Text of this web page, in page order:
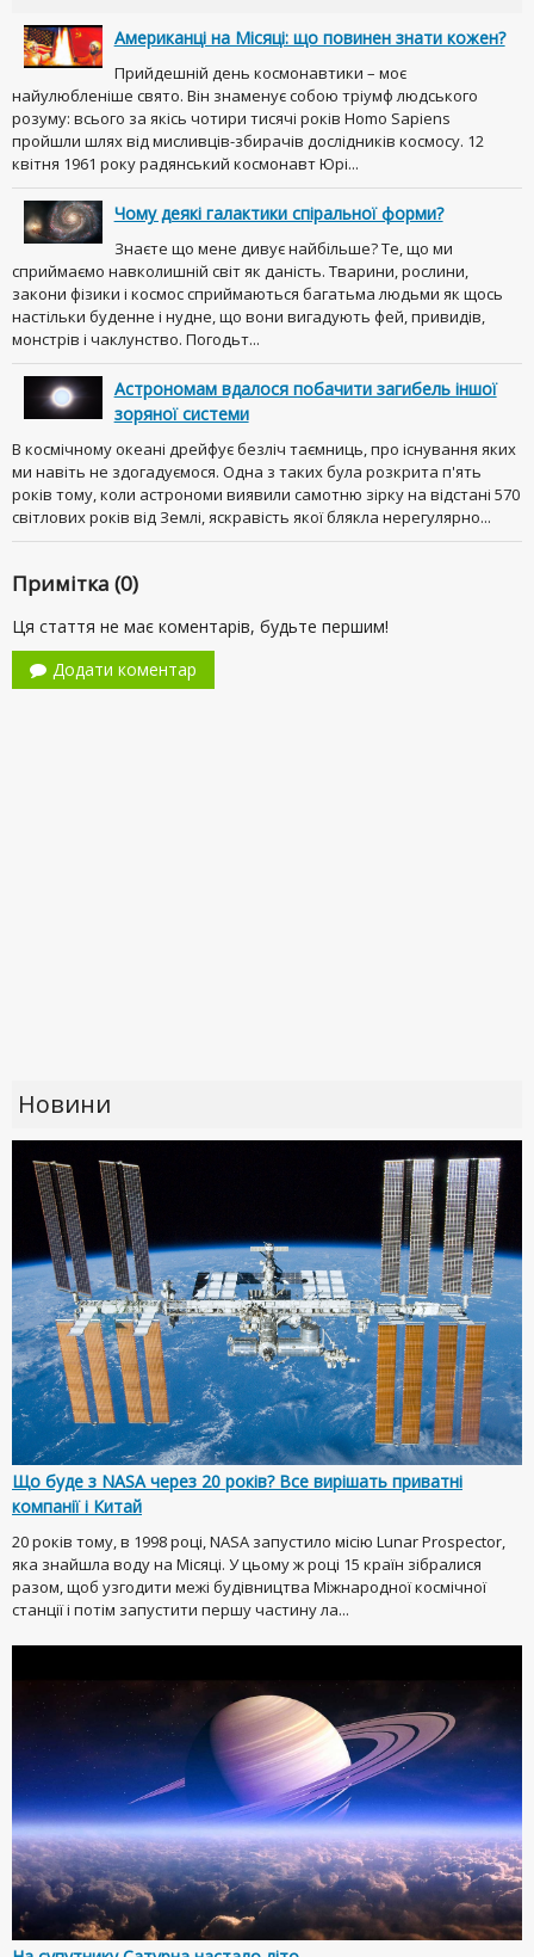
Американці на Місяці: що повинен знати кожен?
Прийдешній день космонавтики – моє
найулюбленіше свято. Він знаменує собою тріумф людського
розуму: всього за якісь чотири тисячі років Homo Sapiens
пройшли шлях від мисливців-збирачів дослідників космосу. 12
квітня 1961 року радянський космонавт Юрі...
Чому деякі галактики спіральної форми?
Знаєте що мене дивує найбільше? Те, що ми
сприймаємо навколишній світ як даність. Тварини, рослини,
закони фізики і космос сприймаються багатьма людьми як щось
настільки буденне і нудне, що вони вигадують фей, привидів,
монстрів і чаклунство. Погодьт...
Астрономам вдалося побачити загибель іншої
зоряної системи
В космічному океані дрейфує безліч таємниць, про існування яких
ми навіть не здогадуємося. Одна з таких була розкрита п'ять
років тому, коли астрономи виявили самотню зірку на відстані 570
світлових років від Землі, яскравість якої блякла нерегулярно...
Примітка (0)
Ця стаття не має коментарів, будьте першим!
Додати коментар
Новини
Що буде з NASA через 20 років? Все вирішать приватні
компанії і Китай
20 років тому, в 1998 році, NASA запустило місію Lunar Prospector,
яка знайшла воду на Місяці. У цьому ж році 15 країн зібралися
разом, щоб узгодити межі будівництва Міжнародної космічної
станції і потім запустити першу частину ла...